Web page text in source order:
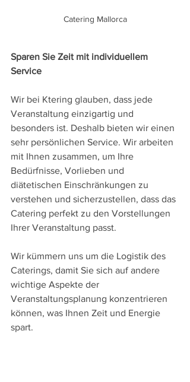
Catering Mallorca
Sparen Sie Zeit mit individuellem
Service
Wir bei Ktering glauben, dass jede
Veranstaltung einzigartig und
besonders ist. Deshalb bieten wir einen
sehr persönlichen Service. Wir arbeiten
mit Ihnen zusammen, um Ihre
Bedürfnisse, Vorlieben und
diätetischen Einschränkungen zu
verstehen und sicherzustellen, dass das
Catering perfekt zu den Vorstellungen
Ihrer Veranstaltung passt.
Wir kümmern uns um die Logistik des
Caterings, damit Sie sich auf andere
wichtige Aspekte der
Veranstaltungsplanung konzentrieren
können, was Ihnen Zeit und Energie
spart.